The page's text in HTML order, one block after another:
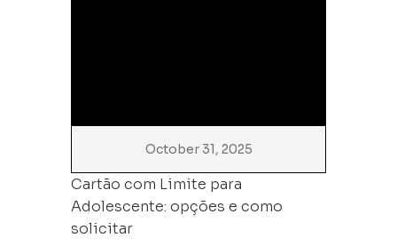
October 31, 2025
Cartão com Limite para
Adolescente: opções e como
solicitar